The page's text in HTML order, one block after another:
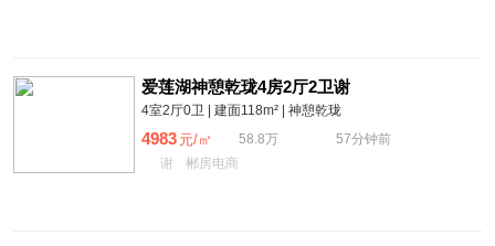
爱莲湖神憩乾珑4房2厅2卫谢
4室2厅0卫 | 建面118m² | 神憩乾珑
4983 元/㎡ 58.8万
57分钟前
谢
郴房电商